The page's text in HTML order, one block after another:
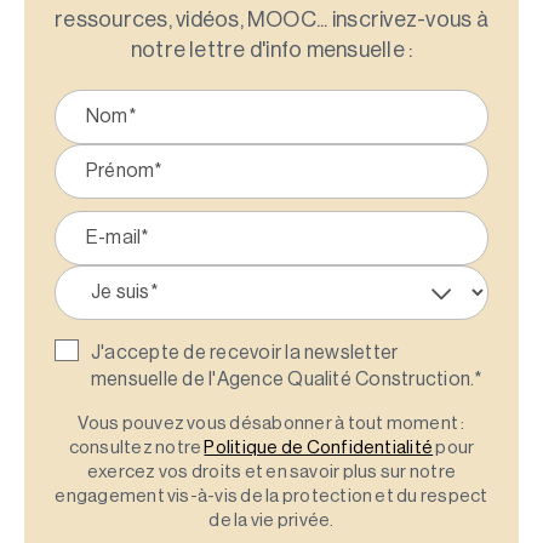
ressources, vidéos, MOOC... inscrivez-vous à
notre lettre d'info mensuelle :
J'accepte de recevoir la newsletter
mensuelle de l'Agence Qualité Construction.*
Vous pouvez vous désabonner à tout moment :
consultez notre Politique de Confidentialité pour
exercez vos droits et en savoir plus sur notre
engagement vis-à-vis de la protection et du respect
de la vie privée.